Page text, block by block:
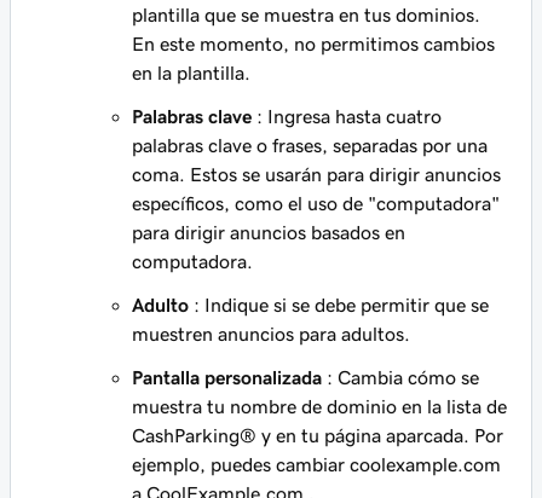
plantilla que se muestra en tus dominios.
En este momento, no permitimos cambios
en la plantilla.
Palabras clave : Ingresa hasta cuatro
palabras clave o frases, separadas por una
coma. Estos se usarán para dirigir anuncios
específicos, como el uso de "computadora"
para dirigir anuncios basados en
computadora.
Adulto : Indique si se debe permitir que se
muestren anuncios para adultos.
Pantalla personalizada : Cambia cómo se
muestra tu nombre de dominio en la lista de
CashParking® y en tu página aparcada. Por
ejemplo, puedes cambiar coolexample.com
a CoolExample.com